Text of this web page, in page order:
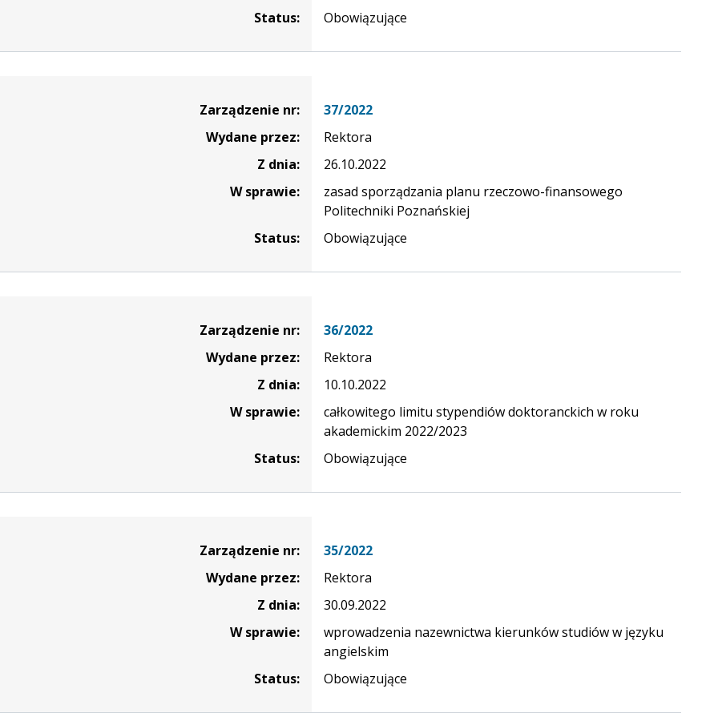
Status:
Obowiązujące
Zarządzenie nr:
37/2022
Wydane przez:
Rektora
Z dnia:
26.10.2022
W sprawie:
zasad sporządzania planu rzeczowo-finansowego
Politechniki Poznańskiej
Status:
Obowiązujące
Zarządzenie nr:
36/2022
Wydane przez:
Rektora
Z dnia:
10.10.2022
W sprawie:
całkowitego limitu stypendiów doktoranckich w roku
akademickim 2022/2023
Status:
Obowiązujące
Zarządzenie nr:
35/2022
Wydane przez:
Rektora
Z dnia:
30.09.2022
W sprawie:
wprowadzenia nazewnictwa kierunków studiów w języku
angielskim
Status:
Obowiązujące